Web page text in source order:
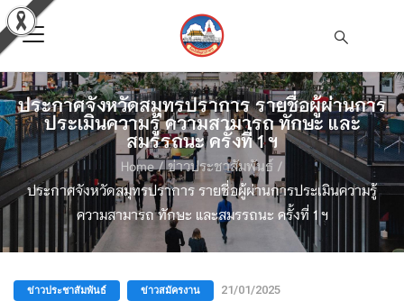
ประกาศจังหวัดสมุทรปราการ รายชื่อผู้ผ่านการ
ประเมินความรู้ ความสามารถ ทักษะ และ
สมรรถนะ ครั้งที่ 1 ฯ
Home/ ข่าวประชาสัมพันธ์ /
ประกาศจังหวัดสมุทรปราการ รายชื่อผู้ผ่านการประเมินความรู้
ความสามารถ ทักษะ และสมรรถนะ ครั้งที่ 1 ฯ
ข่าวประชาสัมพันธ์ ข่าวสมัครงาน 21/01/2025